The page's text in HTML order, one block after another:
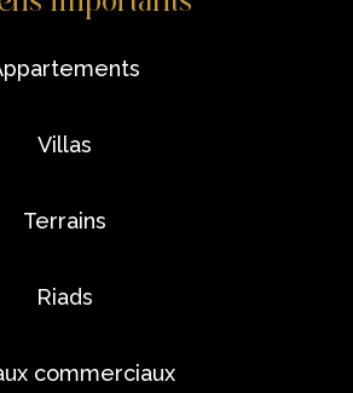
appartements
villas
terrains
riads
commerciaux